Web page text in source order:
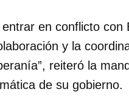
en conflicto
y la
reiteró la
de su gobierno.